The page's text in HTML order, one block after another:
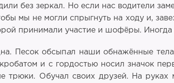
без зеркал. Но если нас водители
мы не могли спрыгнуть на ходу и,
принимали участие и шофёры. Иногда
Песок обсыпал наши обнажённые
и с гордостью носил значок
трюки. Обучал своих друзей. На